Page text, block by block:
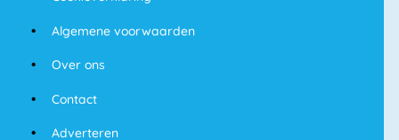
Algemene voorwaarden
Over ons
Contact
Adverteren